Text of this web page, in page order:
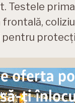
Testele
frontală,
pentru